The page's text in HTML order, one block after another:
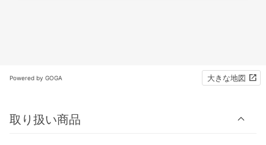
Powered by GOGA 大きな地図
取り扱い商品